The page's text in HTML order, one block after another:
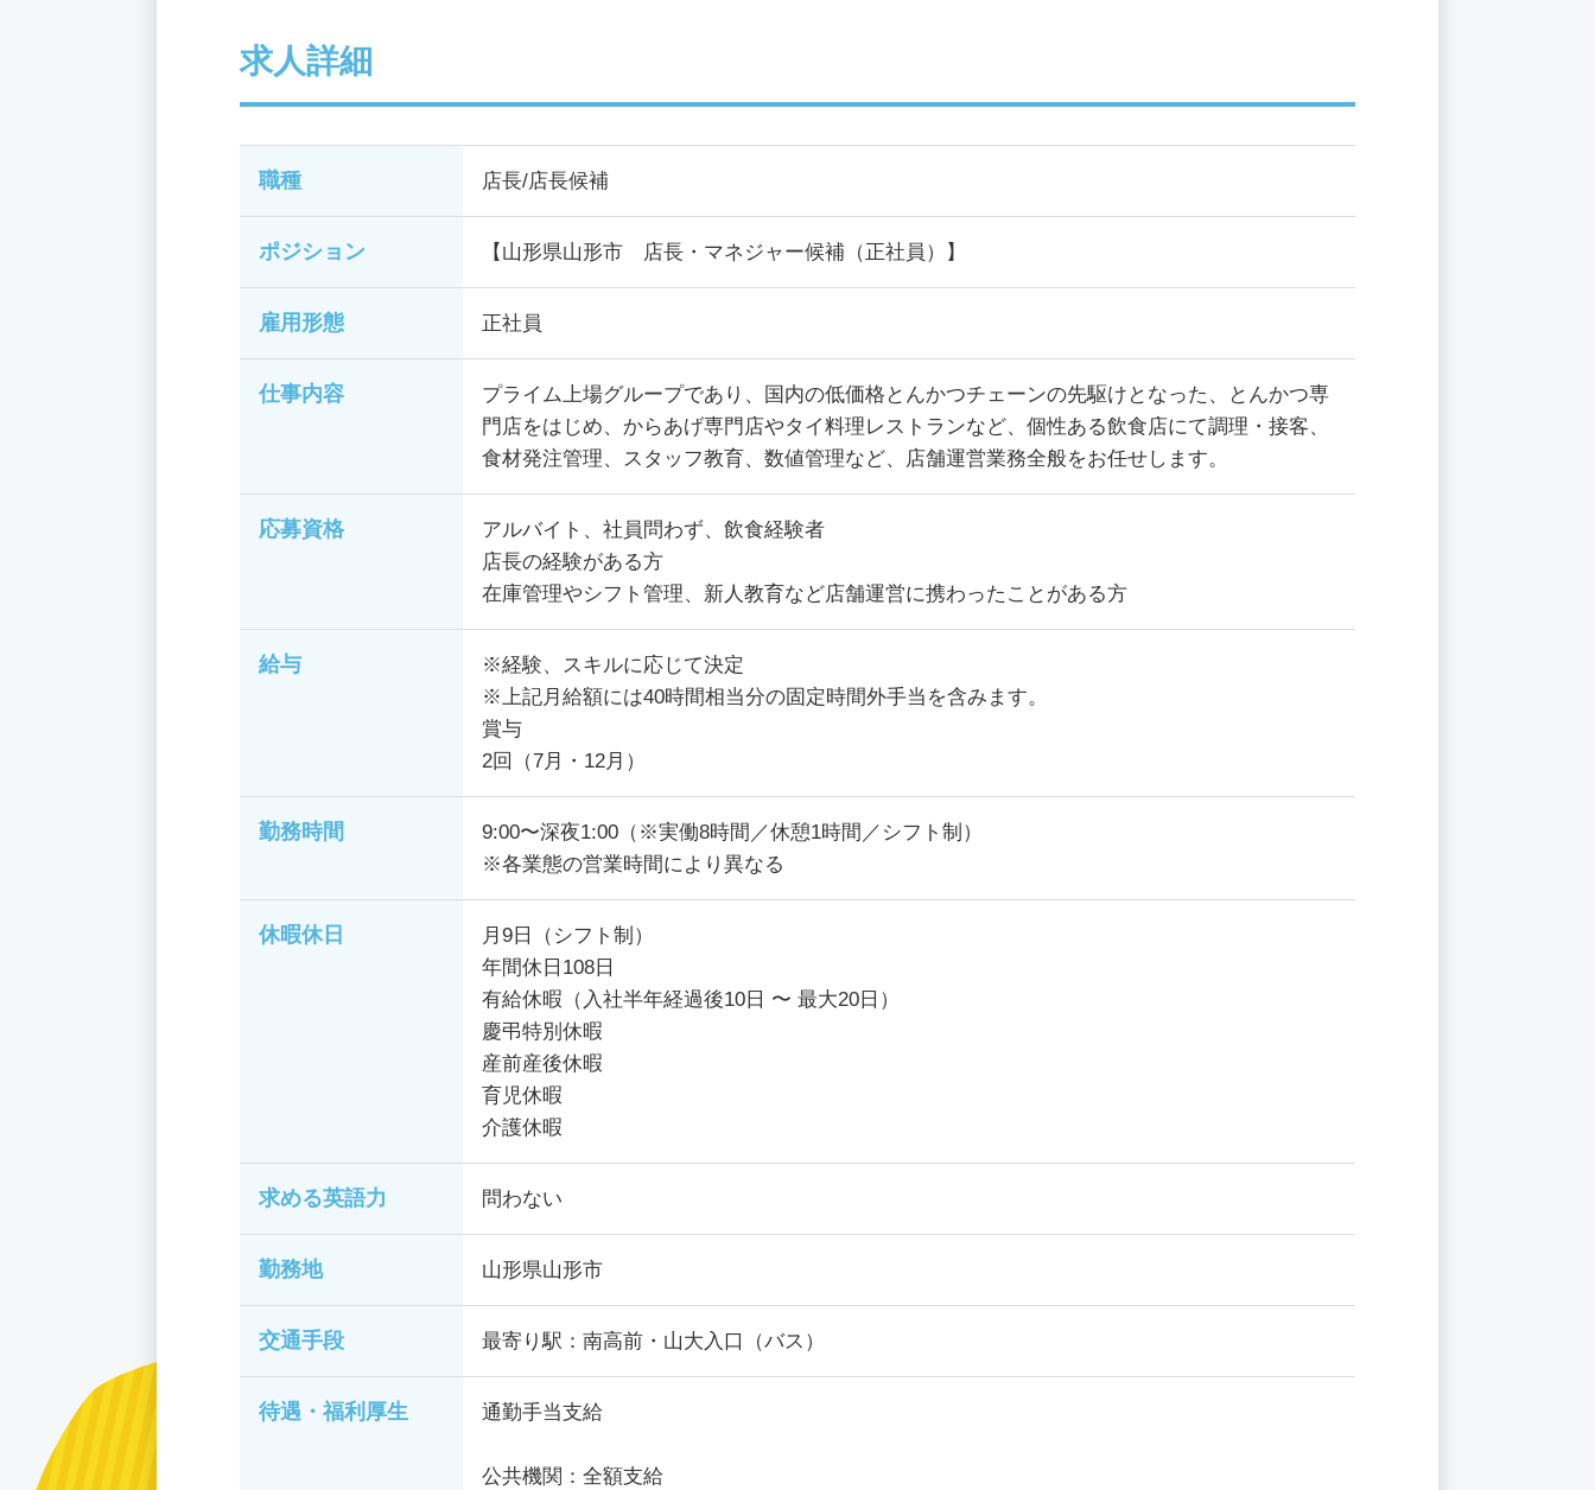
求人詳細
職種 店長/店長候補
ポジション 【山形県山形市 店長・マネジャー候補（正社員）】
雇用形態 正社員
仕事内容
プライム上場グループであり、国内の低価格とんかつチェーンの先駆けとなった、とんかつ専
門店をはじめ、からあげ専門店やタイ料理レストランなど、個性ある飲食店にて調理・接客、
食材発注管理、スタッフ教育、数値管理など、店舗運営業務全般をお任せします。
応募資格
アルバイト、社員問わず、飲食経験者
店長の経験がある方
在庫管理やシフト管理、新人教育など店舗運営に携わったことがある方
給与
※経験、スキルに応じて決定
※上記月給額には40時間相当分の固定時間外手当を含みます。
賞与
2回（7月・12月）
勤務時間
9:00〜深夜1:00（※実働8時間／休憩1時間／シフト制）
※各業態の営業時間により異なる
休暇休日
月9日（シフト制）
年間休日108日
有給休暇（入社半年経過後10日 〜 最大20日）
慶弔特別休暇
産前産後休暇
育児休暇
介護休暇
求める英語力 問わない
勤務地 山形県山形市
交通手段 最寄り駅：南高前・山大入口（バス）
待遇・福利厚生 通勤手当支給
公共機関：全額支給